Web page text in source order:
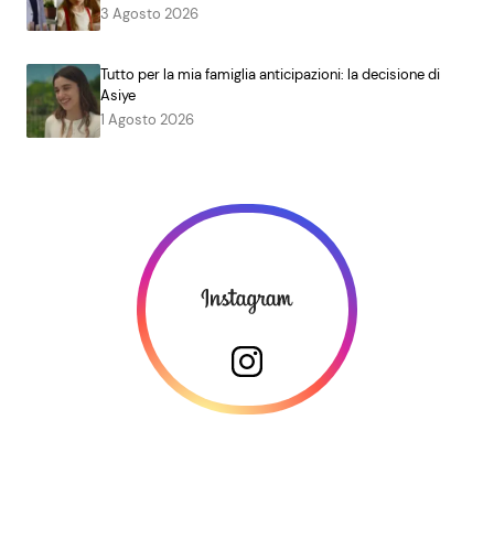
3 Agosto 2026
Tutto per la mia famiglia anticipazioni: la decisione di
Asiye
1 Agosto 2026